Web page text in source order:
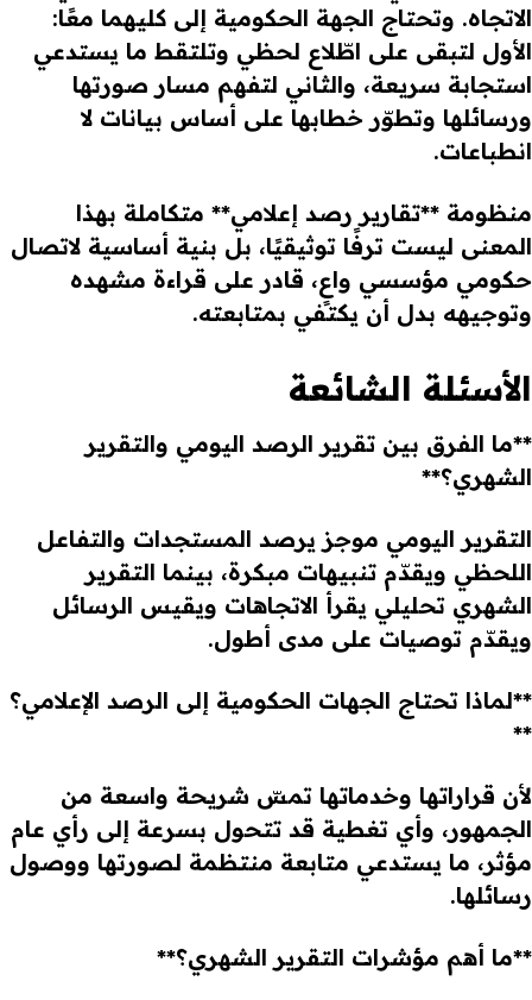
الاتجاه. وتحتاج الجهة الحكومية إلى كليهما معًا:
الأول لتبقى على اطّلاع لحظي وتلتقط ما يستدعي
استجابة سريعة، والثاني لتفهم مسار صورتها
ورسائلها وتطوّر خطابها على أساس بيانات لا
انطباعات.
منظومة **تقارير رصد إعلامي** متكاملة بهذا
المعنى ليست ترفًا توثيقيًا، بل بنية أساسية لاتصال
حكومي مؤسسي واعٍ، قادر على قراءة مشهده
وتوجيهه بدل أن يكتفي بمتابعته.
الأسئلة الشائعة
**ما الفرق بين تقرير الرصد اليومي والتقرير
الشهري؟**
التقرير اليومي موجز يرصد المستجدات والتفاعل
اللحظي ويقدّم تنبيهات مبكرة، بينما التقرير
الشهري تحليلي يقرأ الاتجاهات ويقيس الرسائل
ويقدّم توصيات على مدى أطول.
**لماذا تحتاج الجهات الحكومية إلى الرصد الإعلامي؟
**
لأن قراراتها وخدماتها تمسّ شريحة واسعة من
الجمهور، وأي تغطية قد تتحول بسرعة إلى رأي عام
مؤثر، ما يستدعي متابعة منتظمة لصورتها ووصول
رسائلها.
**ما أهم مؤشرات التقرير الشهري؟**